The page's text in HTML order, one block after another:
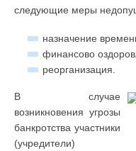
следующие меры
назначение
финансово
реорганизация.
В случае
возникновения угрозы
банкротства участники
(учредители)